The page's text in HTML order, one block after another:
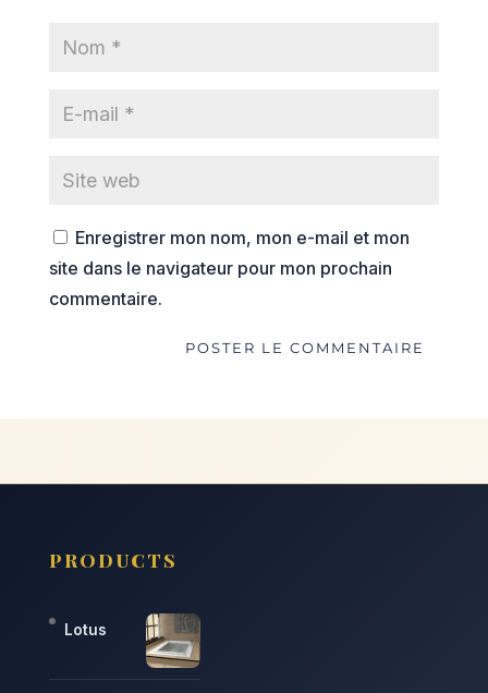
Enregistrer mon nom, mon e-mail et mon
site dans le navigateur pour mon prochain
commentaire.
PRODUCTS
Lotus